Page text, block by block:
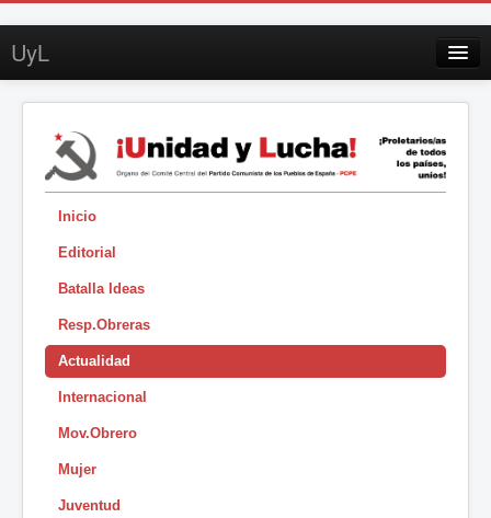
UyL
Suscripción
Sobre UyL
Edición impresa
Buscar
Inicio
Editorial
Batalla Ideas
Resp.Obreras
Actualidad
Internacional
Mov.Obrero
Mujer
Juventud